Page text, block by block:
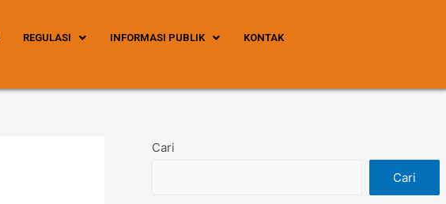
REGULASI INFORMASI PUBLIK KONTAK
Cari
Cari